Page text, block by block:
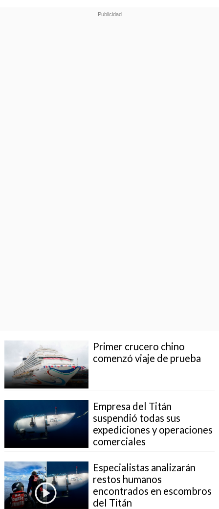
Primer crucero chino
comenzó viaje de prueba
Empresa del Titán
suspendió todas sus
expediciones y operaciones
comerciales
Especialistas analizarán
restos humanos
encontrados en escombros
del Titán